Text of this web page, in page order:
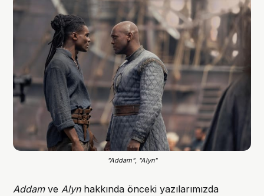
"Addam", "Alyn"
Addamve Alynhakkında önceki yazılarımızda